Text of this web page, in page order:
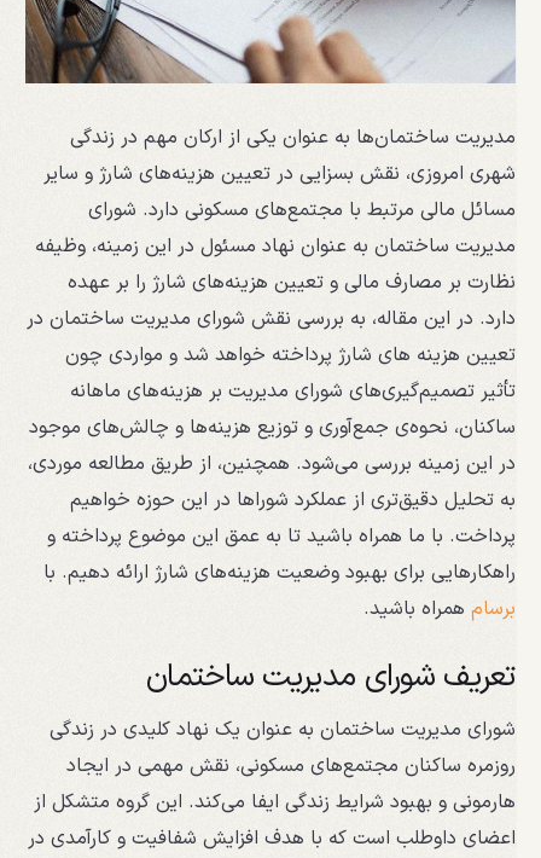
مدیریت ساختمان‌ها به عنوان یکی از ارکان مهم در زندگی
شهری امروزی، نقش بسزایی در تعیین هزینه‌های شارژ و سایر
مسائل مالی مرتبط با مجتمع‌های مسکونی دارد. شورای
مدیریت ساختمان به عنوان نهاد مسئول در این زمینه، وظیفه
نظارت بر مصارف مالی و تعیین هزینه‌های شارژ را بر عهده
دارد. در این مقاله، به بررسی نقش شورای مدیریت ساختمان در
تعیین هزینه های شارژ پرداخته خواهد شد و مواردی چون
تأثیر تصمیم‌گیری‌های شورای مدیریت بر هزینه‌های ماهانه
ساکنان، نحوه‌ی جمع‌آوری و توزیع هزینه‌ها و چالش‌های موجود
در این زمینه بررسی می‌شود. همچنین، از طریق مطالعه موردی،
به تحلیل دقیق‌تری از عملکرد شوراها در این حوزه خواهیم
پرداخت. با ما همراه باشید تا به عمق این موضوع پرداخته و
راهکارهایی برای بهبود وضعیت هزینه‌های شارژ ارائه دهیم. با
برسامهمراه باشید.
تعریف شورای مدیریت ساختمان
شورای مدیریت ساختمان به عنوان یک نهاد کلیدی در زندگی
روزمره ساکنان مجتمع‌های مسکونی، نقش مهمی در ایجاد
هارمونی و بهبود شرایط زندگی ایفا می‌کند. این گروه متشکل از
اعضای داوطلب است که با هدف افزایش شفافیت و کارآمدی در